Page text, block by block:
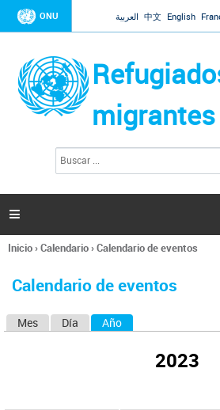
Jump to navigation
ONU العربية 中文 English
migrantes
l
s

Se
usted
Inicio›Calendario›Calendario de eventos
Calendario de eventos
Mes Día Año
2023